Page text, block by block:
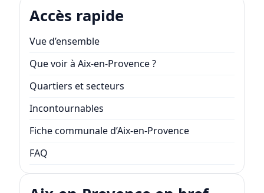
Accès rapide
Vue d’ensemble
Que voir à Aix-en-Provence ?
Quartiers et secteurs
Incontournables
Fiche communale d’Aix-en-Provence
FAQ